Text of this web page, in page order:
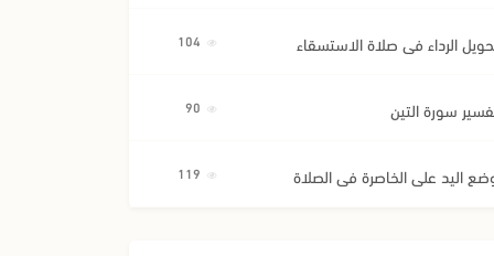
الرداء في صلاة الاستسقاء
سورة التين
اليد على الخاصرة في الصلاة